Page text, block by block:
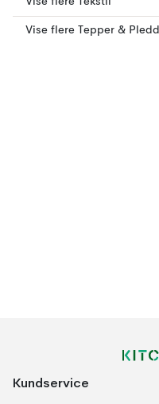
Vise flere Tepper & Pledd
Kundservice